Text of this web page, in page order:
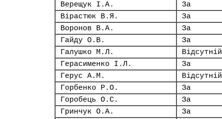
Верещук І.А.
За
Вірастюк В.Я.
За
Воронов В.А.
За
Гайду О.В.
За
Галушко М.Л.
Відсутній
Герасименко І.Л.
За
Герус А.М.
Відсутній
Горбенко Р.О.
За
Горобець О.С.
За
Гринчук О.А.
За